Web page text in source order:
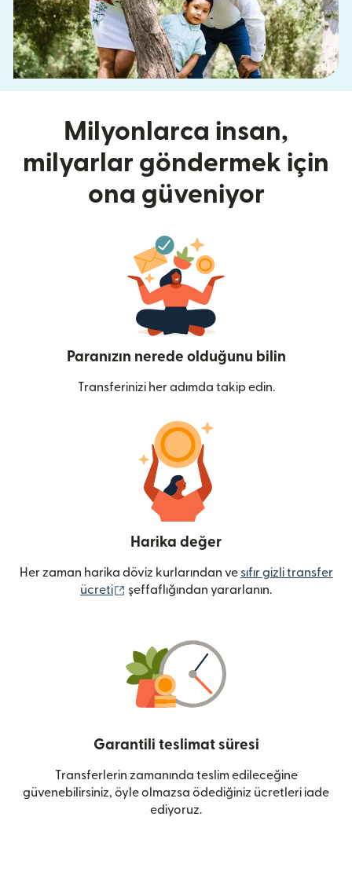
Milyonlarca insan,
milyarlar göndermek için
ona güveniyor
Paranızın nerede olduğunu bilin
Transferinizi her adımda takip edin.
Harika değer
Her zaman harika döviz kurlarından ve sıfır gizli transfer
ücreti
(yeni pencerede açılır)
şeffaflığından yararlanın.
Garantili teslimat süresi
Transferlerin zamanında teslim edileceğine
güvenebilirsiniz, öyle olmazsa ödediğiniz ücretleri iade
ediyoruz.